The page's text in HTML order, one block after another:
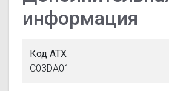
информация
Код АТХ
C03DA01